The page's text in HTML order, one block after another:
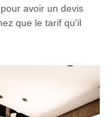
avoir un devis
que le tarif qu'il